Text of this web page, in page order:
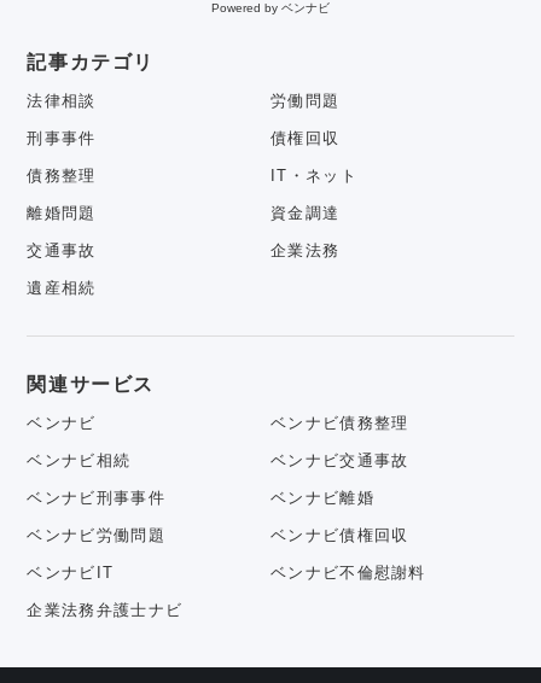
Powered by ベンナビ
記事カテゴリ
法律相談 労働問題
刑事事件 債権回収
債務整理 IT・ネット
離婚問題 資金調達
交通事故 企業法務
遺産相続
関連サービス
ベンナビ ベンナビ債務整理
ベンナビ相続 ベンナビ交通事故
ベンナビ刑事事件 ベンナビ離婚
ベンナビ労働問題 ベンナビ債権回収
ベンナビIT ベンナビ不倫慰謝料
企業法務弁護士ナビ